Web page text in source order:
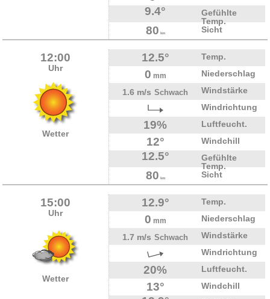
9.4°
Gefühlte
Temp.
80 km Sicht
12:00
Uhr
Wetter
12.5° Temp.
0 mm
Niederschlag
1.6 m/s Schwach
Windstärke
Windrichtung
19% Luftfeucht.
12° Windchill
12.5°
Gefühlte
Temp.
80 km Sicht
15:00
Uhr
Wetter
12.9° Temp.
0 mm
Niederschlag
1.7 m/s Schwach
Windstärke
Windrichtung
20% Luftfeucht.
13° Windchill